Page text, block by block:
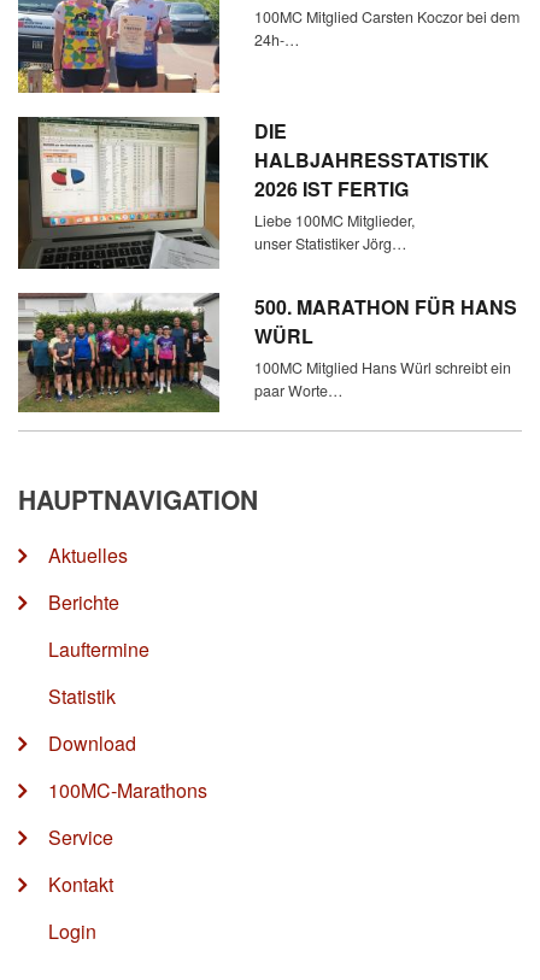
100MC Mitglied Carsten Koczor bei dem
24h-…
DIE
HALBJAHRESSTATISTIK
2026 IST FERTIG
Liebe 100MC Mitglieder,
unser Statistiker Jörg…
500. MARATHON FÜR HANS
WÜRL
100MC Mitglied Hans Würl schreibt ein
paar Worte…
HAUPTNAVIGATION
Aktuelles
Berichte
Lauftermine
Statistik
Download
100MC-Marathons
Service
Kontakt
Login